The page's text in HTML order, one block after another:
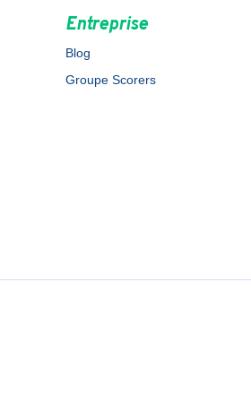
Entreprise
Blog
Groupe Scorers